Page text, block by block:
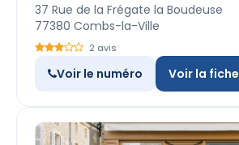
37 Rue de la Frégate la Boudeuse
77380 Combs-la-Ville
2 avis
Voir le numéro Voir la fiche